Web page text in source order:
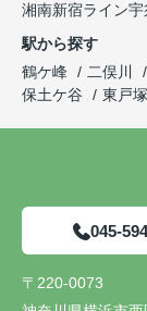
湘南新宿ライン宇
駅から探す
鶴ケ峰
二俣川
保土ケ谷
東戸塚
045-
〒220-0073